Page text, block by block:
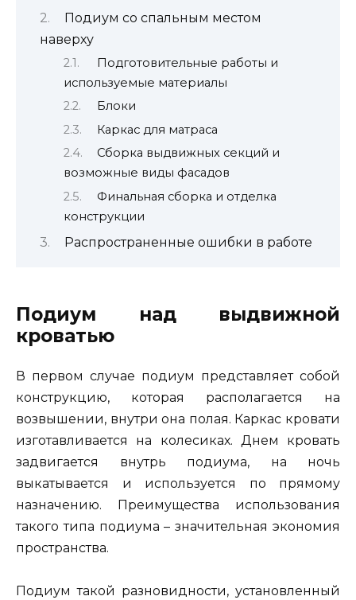
Подиум со спальным местом
наверху
Подготовительные работы и
используемые материалы
Блоки
Каркас для матраса
Сборка выдвижных секций и
возможные виды фасадов
Финальная сборка и отделка
конструкции
Распространенные ошибки в работе
Подиум над выдвижной
кроватью
В первом случае подиум представляет собой
конструкцию, которая располагается на
возвышении, внутри она полая. Каркас кровати
изготавливается на колесиках. Днем кровать
задвигается внутрь подиума, на ночь
выкатывается и используется по прямому
назначению. Преимущества использования
такого типа подиума – значительная экономия
пространства.
Подиум такой разновидности, установленный